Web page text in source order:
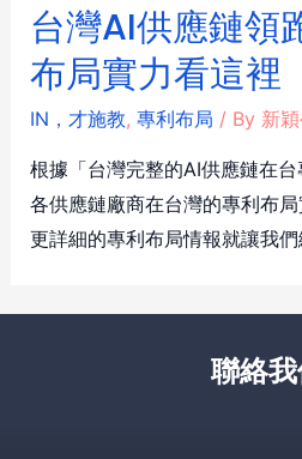
台灣AI供應鏈領
布局實力看這裡
IN，才施教, 專利布局 / By 新
根據「台灣完整的AI供應鏈在台
各供應鏈廠商在台灣的專利布
更詳細的專利布局情報就讓我們
聯絡我